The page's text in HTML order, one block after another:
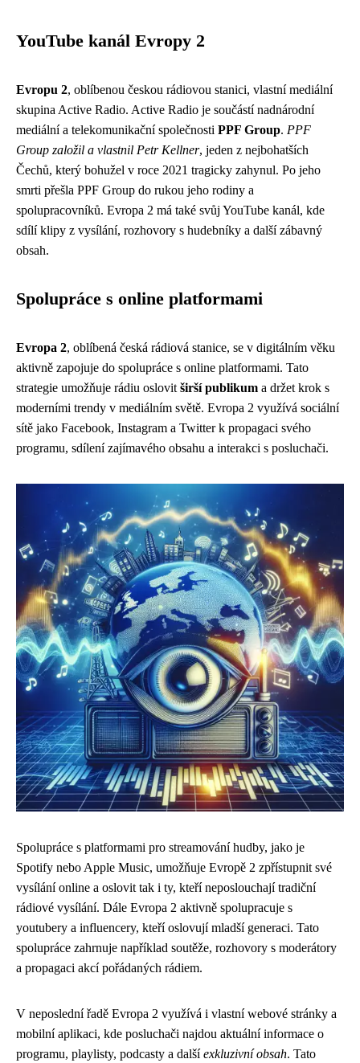
YouTube kanál Evropy 2
Evropu 2, oblíbenou českou rádiovou stanici, vlastní mediální
skupina Active Radio. Active Radio je součástí nadnárodní
mediální a telekomunikační společnosti PPF Group. PPF
Group založil a vlastnil Petr Kellner, jeden z nejbohatších
Čechů, který bohužel v roce 2021 tragicky zahynul. Po jeho
smrti přešla PPF Group do rukou jeho rodiny a
spolupracovníků. Evropa 2 má také svůj YouTube kanál, kde
sdílí klipy z vysílání, rozhovory s hudebníky a další zábavný
obsah.
Spolupráce s online platformami
Evropa 2, oblíbená česká rádiová stanice, se v digitálním věku
aktivně zapojuje do spolupráce s online platformami. Tato
strategie umožňuje rádiu oslovit širší publikum a držet krok s
moderními trendy v mediálním světě. Evropa 2 využívá sociální
sítě jako Facebook, Instagram a Twitter k propagaci svého
programu, sdílení zajímavého obsahu a interakci s posluchači.
Spolupráce s platformami pro streamování hudby, jako je
Spotify nebo Apple Music, umožňuje Evropě 2 zpřístupnit své
vysílání online a oslovit tak i ty, kteří neposlouchají tradiční
rádiové vysílání. Dále Evropa 2 aktivně spolupracuje s
youtubery a influencery, kteří oslovují mladší generaci. Tato
spolupráce zahrnuje například soutěže, rozhovory s moderátory
a propagaci akcí pořádaných rádiem.
V neposlední řadě Evropa 2 využívá i vlastní webové stránky a
mobilní aplikaci, kde posluchači najdou aktuální informace o
programu, playlisty, podcasty a dalšíexkluzivní obsah. Tato